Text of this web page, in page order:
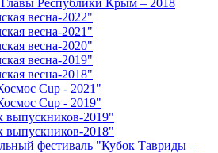
Республики Крым – 2018
весна-2022"
весна-2021"
весна-2020"
весна-2019"
весна-2018"
Cup - 2021"
Cup - 2019"
выпускников-2019"
выпускников-2018"
фестиваль "Кубок Тавриды –